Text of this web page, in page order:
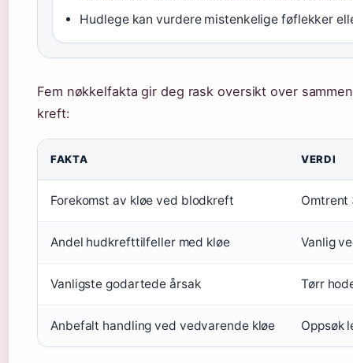
Hudlege kan vurdere mistenkelige føflekker
Fem nøkkelfakta gir deg rask oversikt over
kreft:
FAKTA VERDI
Forekomst av kløe ved blodkreft Omtrent
Andel hudkrefttilfeller med kløe Vanlig
Vanligste godartede årsak Tørr
Anbefalt handling ved vedvarende kløe Oppsøk